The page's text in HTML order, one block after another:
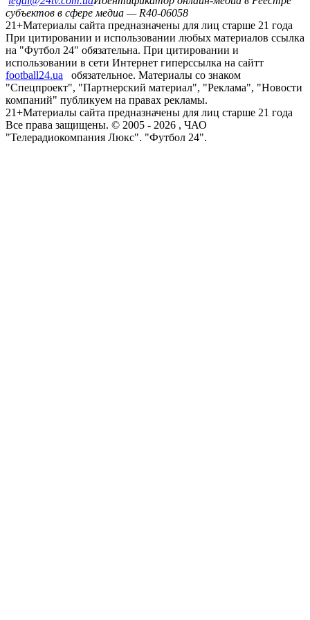
субъектов в сфере медиа — R40-06058
21+Материалы сайта предназначены для лиц старше 21 года
При цитировании и использовании любых материалов ссылка
на "Футбол 24" обязательна. При цитировании и
использовании в сети Интернет гиперссылка на сайтт
football24.ua
обязательное. Материалы со знаком
"Спецпроект", "Партнерский материал", "Реклама", "Новости
компаний" публикуем на правах рекламы.
21+Материалы сайта предназначены для лиц старше 21 года
Все права защищены. © 2005 - 2026 , ЧАО
"Телерадиокомпания Люкс". "Футбол 24".